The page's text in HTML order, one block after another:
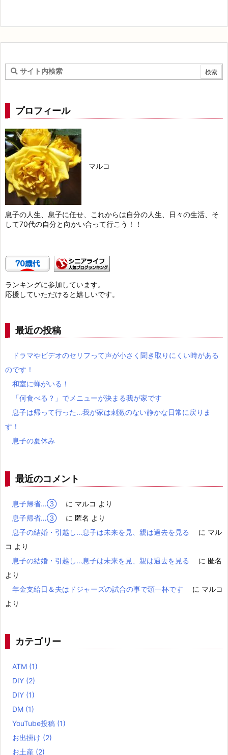
プロフィール
マルコ
息子の人生、息子に任せ、これからは自分の人生、日々の生活、そ
して70代の自分と向かい合って行こう！！
ランキングに参加しています。
応援していただけると嬉しいです。
最近の投稿
ドラマやビデオのセリフって声が小さく聞き取りにくい時がある
のです！
和室に蝉がいる！
「何食べる？」でメニューが決まる我が家です
息子は帰って行った…我が家は刺激のない静かな日常に戻りま
す！
息子の夏休み
最近のコメント
息子帰省…③ に マルコ より
息子帰省…③
に 匿名 より
息子の結婚・引越し…息子は未来を見、親は過去を見る
に マル
コ より
息子の結婚・引越し…息子は未来を見、親は過去を見る
に 匿名
より
年金支給日＆夫はドジャーズの試合の事で頭一杯です
に マルコ
より
カテゴリー
ATM (1)
DIY (2)
DIY (1)
DM (1)
YouTube投稿 (1)
お出掛け (2)
お土産 (2)